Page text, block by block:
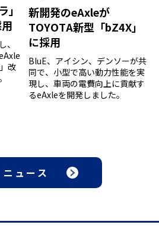
」
改
新開発のeAxleが
TOYOTA新型「bZ4X」
に採用
BluE、アイシン、デンソーが共
同で、小型で高い動力性能を実
現し、車両の電費向上に貢献す
るeAxleを開発しました。
ニュース